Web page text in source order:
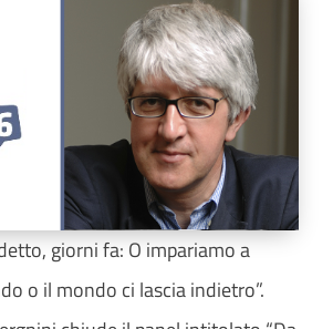
giorni fa: O impariamo a
o il mondo ci lascia indietro”.